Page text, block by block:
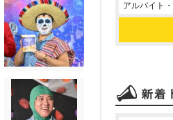
アルバイト